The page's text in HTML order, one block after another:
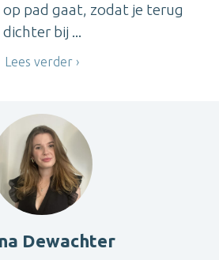
pad gaat, zodat je terug
dichter bij ...
Lees verder
Dewachter